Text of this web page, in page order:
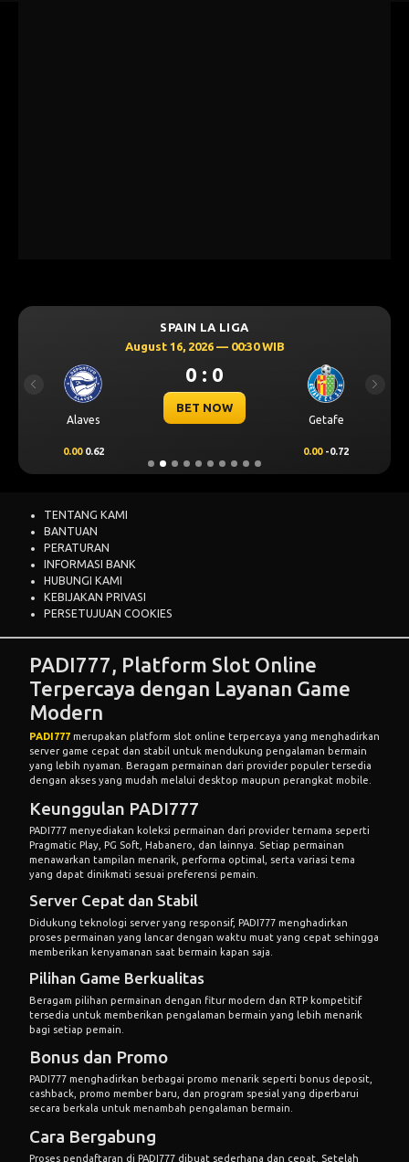
SPAIN LA LIGA
August 16, 2026 — 00:30 WIB
Alaves
0 : 0
BET NOW
Getafe
0.00 0.62 0.00 -0.72
Previous Next
TENTANG KAMI
BANTUAN
PERATURAN
INFORMASI BANK
HUBUNGI KAMI
KEBIJAKAN PRIVASI
PERSETUJUAN COOKIES
PADI777, Platform Slot Online
Terpercaya dengan Layanan Game
Modern
PADI777 merupakan platform slot online terpercaya yang menghadirkan
server game cepat dan stabil untuk mendukung pengalaman bermain
yang lebih nyaman. Beragam permainan dari provider populer tersedia
dengan akses yang mudah melalui desktop maupun perangkat mobile.
Keunggulan PADI777
PADI777 menyediakan koleksi permainan dari provider ternama seperti
Pragmatic Play, PG Soft, Habanero, dan lainnya. Setiap permainan
menawarkan tampilan menarik, performa optimal, serta variasi tema
yang dapat dinikmati sesuai preferensi pemain.
Server Cepat dan Stabil
Didukung teknologi server yang responsif, PADI777 menghadirkan
proses permainan yang lancar dengan waktu muat yang cepat sehingga
memberikan kenyamanan saat bermain kapan saja.
Pilihan Game Berkualitas
Beragam pilihan permainan dengan fitur modern dan RTP kompetitif
tersedia untuk memberikan pengalaman bermain yang lebih menarik
bagi setiap pemain.
Bonus dan Promo
PADI777 menghadirkan berbagai promo menarik seperti bonus deposit,
cashback, promo member baru, dan program spesial yang diperbarui
secara berkala untuk menambah pengalaman bermain.
Cara Bergabung
Proses pendaftaran di PADI777 dibuat sederhana dan cepat. Setelah